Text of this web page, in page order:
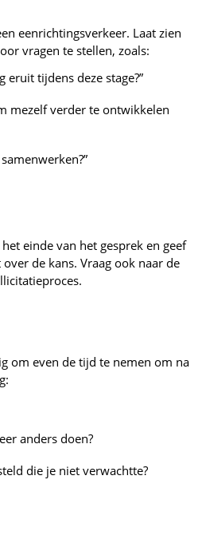
eenrichtingsverkeer. Laat zien
vragen te stellen, zoals:
eruit tijdens deze stage?”
mezelf verder te ontwikkelen
einde van het gesprek en geef
de kans. Vraag ook naar de
om even de tijd te nemen om na
anders doen?
die je niet verwachtte?